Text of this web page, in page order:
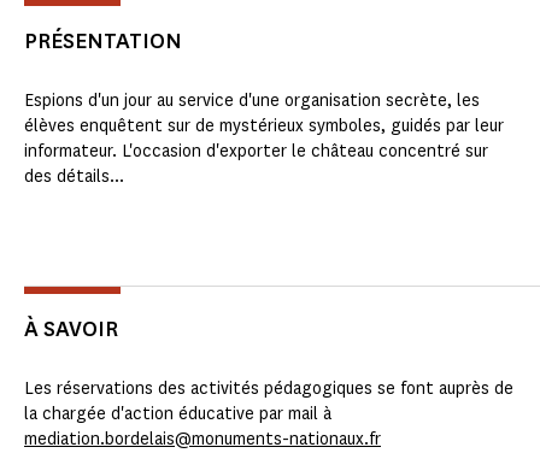
PRÉSENTATION
Espions d'un jour au service d'une organisation secrète, les
élèves enquêtent sur de mystérieux symboles, guidés par leur
informateur. L'occasion d'exporter le château concentré sur
des détails...
À SAVOIR
Les réservations des activités pédagogiques se font auprès de
la chargée d'action éducative par mail à
mediation.bordelais@monuments-nationaux.fr